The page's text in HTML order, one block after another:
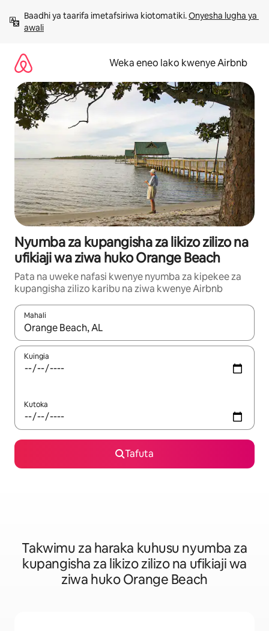
kwenda
kwenye
Baadhi ya taarifa imetafsiriwa kiotomatiki. Onyesha lugha ya
awali
Weka eneo lako kwenye Airbnb
Nyumba za kupangisha za likizo zilizo na
ufikiaji wa ziwa huko Orange Beach
Pata na uweke nafasi kwenye nyumba za kipekee za
kupangisha zilizo karibu na ziwa kwenye Airbnb
Mahali
Wakati matokeo yanapatikana, vinjari kwa kutumia vitufe vya
Kuingia
Kutoka
Tafuta
Takwimu za haraka kuhusu nyumba za
kupangisha za likizo zilizo na ufikiaji wa
ziwa huko Orange Beach